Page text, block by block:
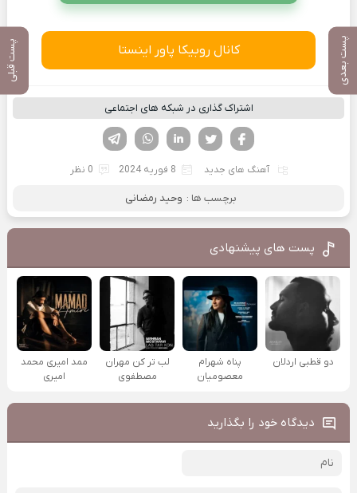
پست بعدی پست قبلی کانال روبیکا پاور اینستا
اشتراک گذاری در شبکه های اجتماعی
لینکدین تویتر
فیسوک
آهنگ های جدید 8 فوریه 2024 0 نظر
برچسب ها : وحید رمضانی
پست های پیشنهادی
دو قطبی اردلان
پناه شهرام
معصومیان
لب تر کن مهران
مصطفوی
ممد امیری محمد
امیری
دیدگاه خود را بگذارید